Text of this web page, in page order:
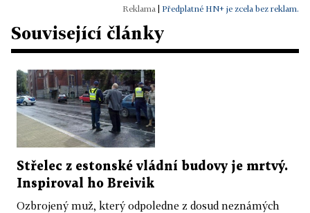
Předplatné HN+ je zcela bez reklam.
Související články
Střelec z estonské vládní budovy je mrtvý.
Inspiroval ho Breivik
Ozbrojený muž, který odpoledne z dosud neznámých